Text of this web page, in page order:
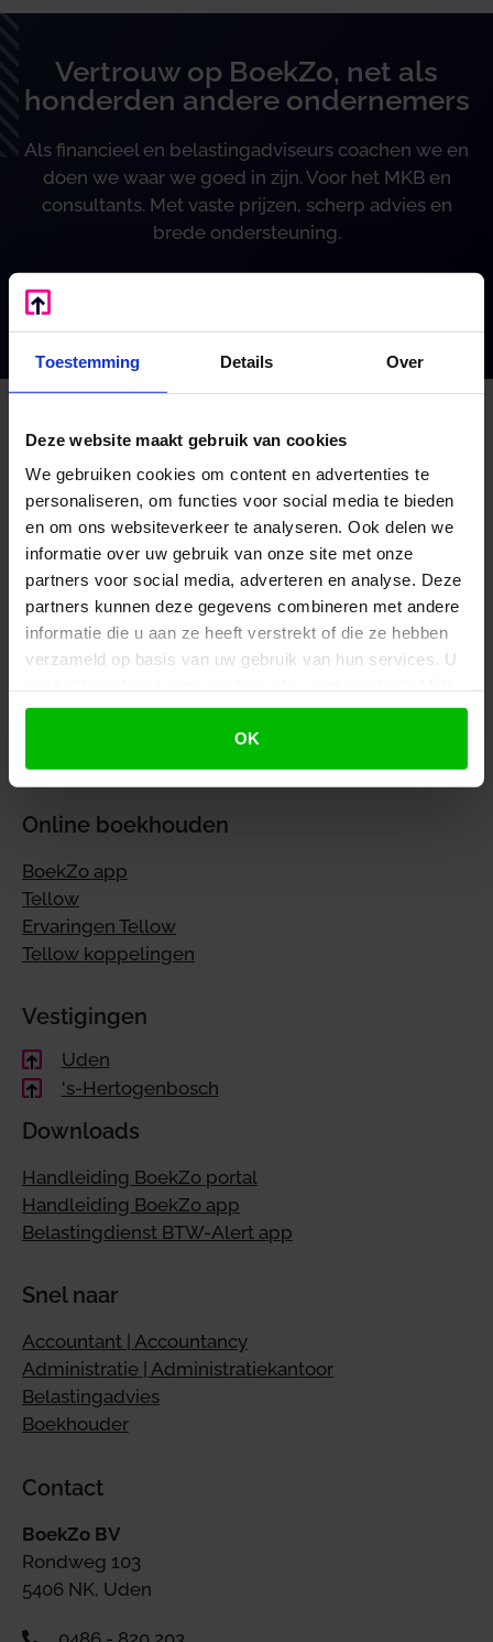
Toestemming Details Over
Deze website maakt gebruik van cookies
We gebruiken cookies om content en advertenties te
personaliseren, om functies voor social media te bieden
en om ons websiteverkeer te analyseren. Ook delen we
informatie over uw gebruik van onze site met onze
partners voor social media, adverteren en analyse. Deze
partners kunnen deze gegevens combineren met andere
informatie die u aan ze heeft verstrekt of die ze hebben
verzameld op basis van uw gebruik van hun services. U
gebruiken.
OK
Vertrouw op BoekZo, net als
honderden andere ondernemers
Als financieel en belastingadviseurs coachen we en
doen we waar we goed in zijn. Voor het MKB en
consultants. Met vaste prijzen, scherp advies en
brede ondersteuning.
Algemeen
Algemene voorwaarden
Disclaimer
Klachtenregeling
Privacy & AVG
Cookievoorkeuren instellen
Online boekhouden
BoekZo app
Tellow
Ervaringen Tellow
Tellow koppelingen
Vestigingen
Uden
's-Hertogenbosch
Downloads
Handleiding BoekZo portal
Handleiding BoekZo app
Belastingdienst BTW-Alert app
Snel naar
Accountant | Accountancy
Administratie | Administratiekantoor
Belastingadvies
Boekhouder
Contact
BoekZo BV
Rondweg 103
5406 NK, Uden